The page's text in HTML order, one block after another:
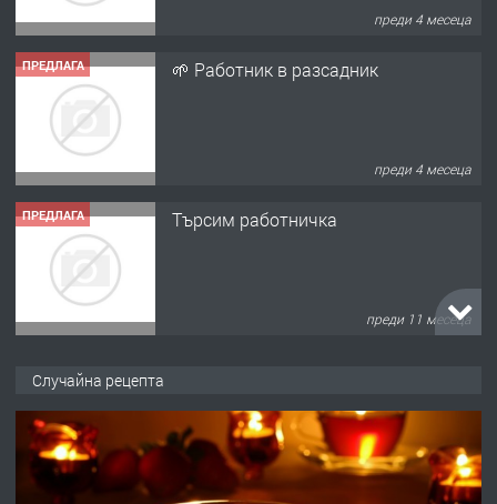
преди 4 месеца
ПРЕДЛАГА 🌱 Работник в разсадник
преди 4 месеца
ПРЕДЛАГА Търсим работничка
преди 11 месеца
преди 1 година
Случайна рецепта